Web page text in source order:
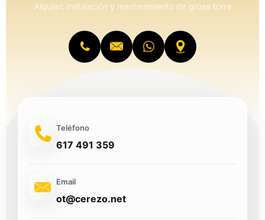
Alquiler, instalación y mantenimiento de grúas torre
Teléfono
617 491 359
Email
ot@cerezo.net